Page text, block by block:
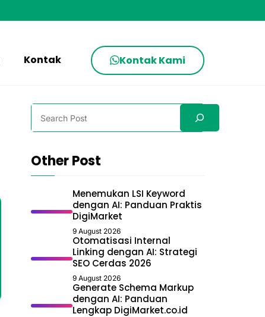
Kontak Kontak Kami
Search
Other Post
Menemukan LSI Keyword
dengan AI: Panduan Praktis
DigiMarket
9 August 2026
Otomatisasi Internal
Linking dengan AI: Strategi
SEO Cerdas 2026
9 August 2026
Generate Schema Markup
dengan AI: Panduan
Lengkap DigiMarket.co.id